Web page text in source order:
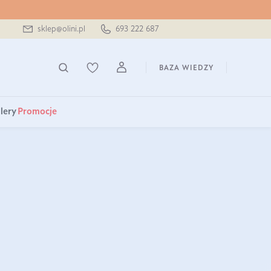
sklep@olini.pl 693 222 687
BAZA WIEDZY
Promocje